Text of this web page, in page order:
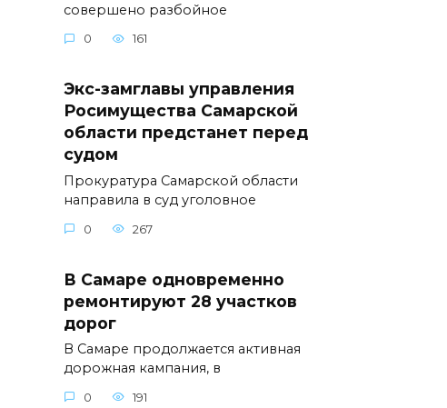
совершено разбойное
0 161
Экс-замглавы управления
Росимущества Самарской
области предстанет перед
судом
Прокуратура Самарской области
направила в суд уголовное
0 267
В Самаре одновременно
ремонтируют 28 участков
дорог
В Самаре продолжается активная
дорожная кампания, в
0 191